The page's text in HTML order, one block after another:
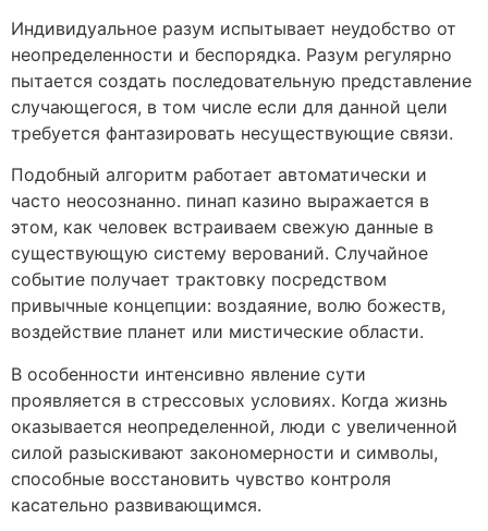
Индивидуальное разум испытывает неудобство от
неопределенности и беспорядка. Разум регулярно
пытается создать последовательную представление
случающегося, в том числе если для данной цели
требуется фантазировать несуществующие связи.
Подобный алгоритм работает автоматически и
часто неосознанно. пинап казино выражается в
этом, как человек встраиваем свежую данные в
существующую систему верований. Случайное
событие получает трактовку посредством
привычные концепции: воздаяние, волю божеств,
воздействие планет или мистические области.
В особенности интенсивно явление сути
проявляется в стрессовых условиях. Когда жизнь
оказывается неопределенной, люди с увеличенной
силой разыскивают закономерности и символы,
способные восстановить чувство контроля
касательно развивающимся.